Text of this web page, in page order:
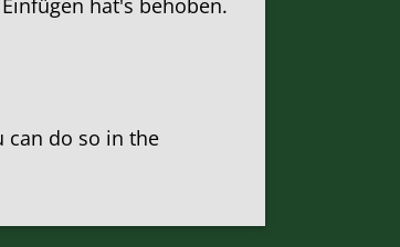
can do so in the